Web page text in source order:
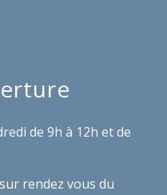
de 9h à 12h et de
rendez vous du